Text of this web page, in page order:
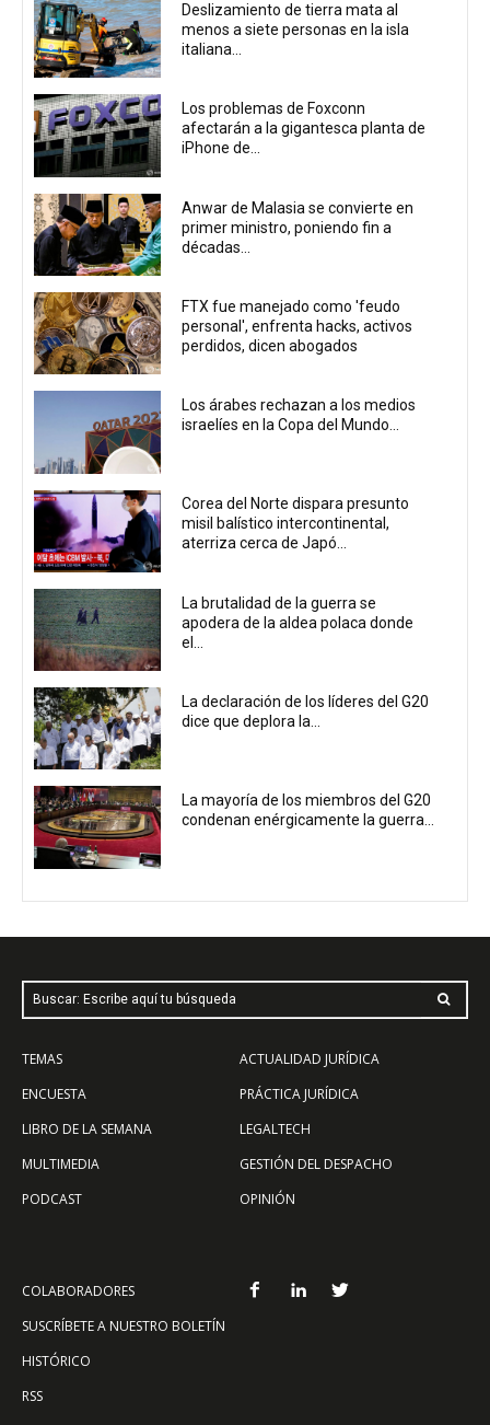
Deslizamiento de tierra mata al
menos a siete personas en la isla
italiana...
Los problemas de Foxconn
afectarán a la gigantesca planta de
iPhone de...
Anwar de Malasia se convierte en
primer ministro, poniendo fin a
décadas...
FTX fue manejado como 'feudo
personal', enfrenta hacks, activos
perdidos, dicen abogados
Los árabes rechazan a los medios
israelíes en la Copa del Mundo...
Corea del Norte dispara presunto
misil balístico intercontinental,
aterriza cerca de Japó...
La brutalidad de la guerra se
apodera de la aldea polaca donde
el...
La declaración de los líderes del G20
dice que deplora la...
La mayoría de los miembros del G20
condenan enérgicamente la guerra...
Buscar: Escribe aquí tu búsqueda
TEMAS
ENCUESTA
LIBRO DE LA SEMANA
MULTIMEDIA
PODCAST
ACTUALIDAD JURÍDICA
PRÁCTICA JURÍDICA
LEGALTECH
GESTIÓN DEL DESPACHO
OPINIÓN
COLABORADORES
SUSCRÍBETE A NUESTRO BOLETÍN
HISTÓRICO
RSS